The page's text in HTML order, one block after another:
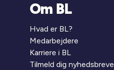
Om BL
Hvad er BL?
Medarbejdere
Karriere i BL
Tilmeld dig nyhedsbreve